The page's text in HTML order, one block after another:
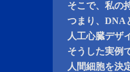
そこで、私の
つまり、DNA
人工心臓デザ
そうした実例
人間細胞を決